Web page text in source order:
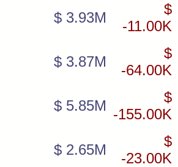
$ 3.93M
$
-11.00K
$ 3.87M
$
-64.00K
$ 5.85M
$
-155.00K
$ 2.65M
$
-23.00K